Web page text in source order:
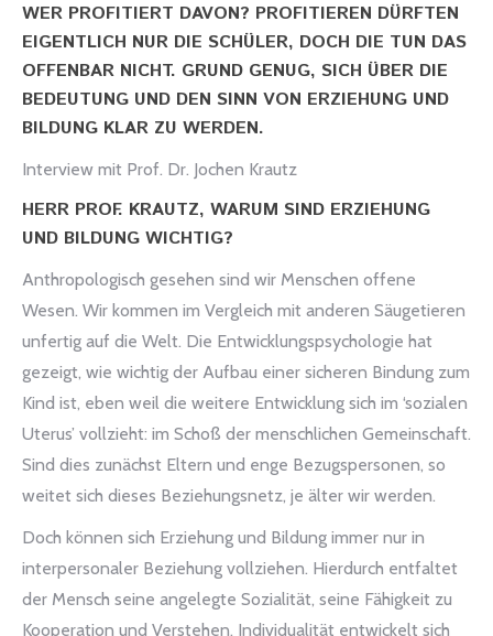
WER PROFITIERT DAVON? PROFITIEREN DÜRFTEN
EIGENTLICH NUR DIE SCHÜLER, DOCH DIE TUN DAS
OFFENBAR NICHT. GRUND GENUG, SICH ÜBER DIE
BEDEUTUNG UND DEN SINN VON ERZIEHUNG UND
BILDUNG KLAR ZU WERDEN.
Interview mit Prof. Dr. Jochen Krautz
HERR PROF. KRAUTZ, WARUM SIND ERZIEHUNG
UND BILDUNG WICHTIG?
Anthropologisch gesehen sind wir Menschen offene
Wesen. Wir kommen im Vergleich mit anderen Säugetieren
unfertig auf die Welt. Die Entwicklungspsychologie hat
gezeigt, wie wichtig der Aufbau einer sicheren Bindung zum
Kind ist, eben weil die weitere Entwicklung sich im ‘sozialen
Uterus’ vollzieht: im Schoß der menschlichen Gemeinschaft.
Sind dies zunächst Eltern und enge Bezugspersonen, so
weitet sich dieses Beziehungsnetz, je älter wir werden.
Doch können sich Erziehung und Bildung immer nur in
interpersonaler Beziehung vollziehen. Hierdurch entfaltet
der Mensch seine angelegte Sozialität, seine Fähigkeit zu
Kooperation und Verstehen. Individualität entwickelt sich